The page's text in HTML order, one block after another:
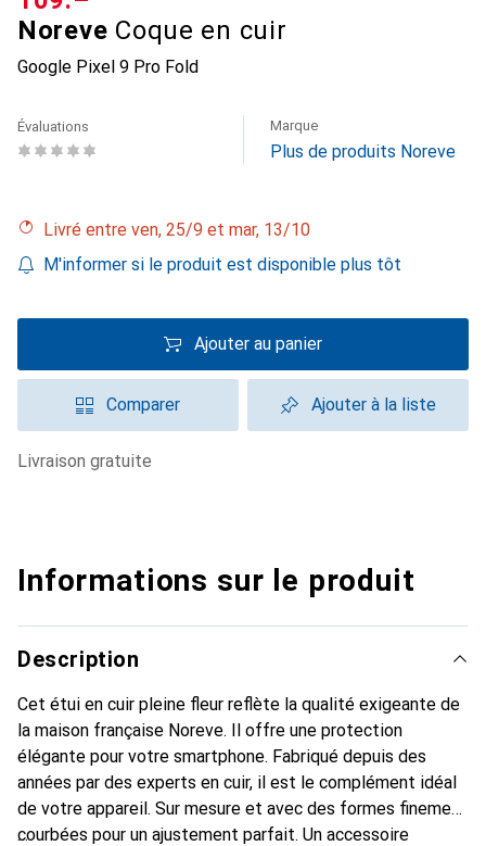
Noreve Coque en cuir
Google Pixel 9 Pro Fold
Évaluations Marque
Plus de produits Noreve
Livré entre ven, 25/9 et mar, 13/10
M'informer si le produit est disponible plus tôt
Ajouter au panier
Comparer Ajouter à la liste
livraison gratuite
Informations sur le produit
Description
Cet étui en cuir pleine fleur reflète la qualité exigeante de
la maison française Noreve. Il offre une protection
élégante pour votre smartphone. Fabriqué depuis des
années par des experts en cuir, il est le complément idéal
de votre appareil. Sur mesure et avec des formes finement
courbées pour un ajustement parfait. Un accessoire